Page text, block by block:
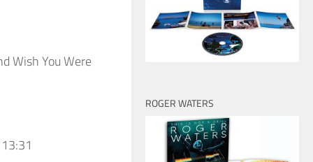
Wish You Were
ROGER WATERS